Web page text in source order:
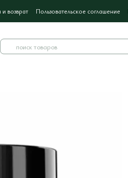
возврат Пользовательское соглашение